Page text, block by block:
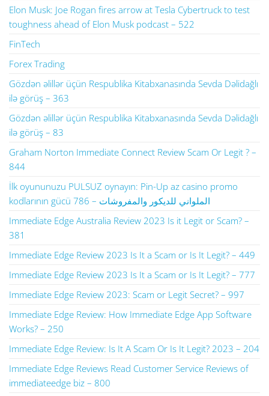
Elon Musk: Joe Rogan fires arrow at Tesla Cybertruck to test
toughness ahead of Elon Musk podcast – 522
FinTech
Forex Trading
Gözdən əlillər üçün Respublika Kitabxanasında Sevda Dəlidağlı
ilə görüş – 363
Gözdən əlillər üçün Respublika Kitabxanasında Sevda Dəlidağlı
ilə görüş – 83
Graham Norton Immediate Connect Review Scam Or Legit ? –
844
İlk oyununuzu PULSUZ oynayın: Pin-Up az casino promo
kodlarının gücü الملواني للديكور والمفروشات – 786
Immediate Edge Australia Review 2023 Is it Legit or Scam? –
381
Immediate Edge Review 2023 Is It a Scam or Is It Legit? – 449
Immediate Edge Review 2023 Is It a Scam or Is It Legit? – 777
Immediate Edge Review 2023: Scam or Legit Secret? – 997
Immediate Edge Review: How Immediate Edge App Software
Works? – 250
Immediate Edge Review: Is It A Scam Or Is It Legit? 2023 – 204
Immediate Edge Reviews Read Customer Service Reviews of
immediateedge biz – 800